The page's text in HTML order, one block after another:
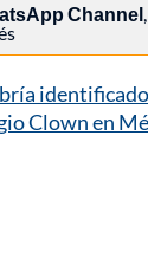
Channel
Clown en